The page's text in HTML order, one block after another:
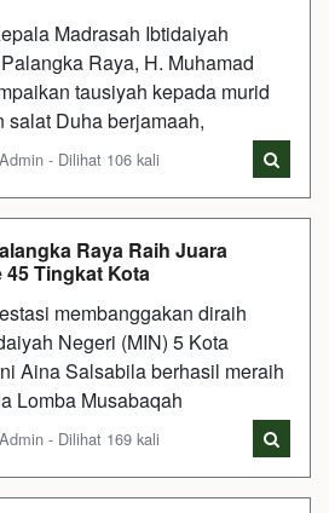
Madrasah Ibtidaiyah
Raya, H. Muhamad
tausiyah kepada murid
Duha berjamaah,
- Dilihat 106 kali
Raya Raih Juara
45 Tingkat Kota
membanggakan diraih
Negeri (MIN) 5 Kota
Aina Salsabila berhasil meraih
Lomba Musabaqah
- Dilihat 169 kali